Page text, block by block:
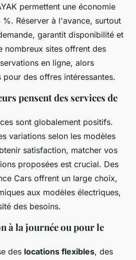
permettent une économie
Réserver à l'avance, surtout
garantit disponibilité et
nombreux sites offrent des
en ligne, alors
des offres intéressantes.
pensent des services de
sont globalement positifs.
variations selon les modèles
satisfaction, matcher vos
proposées est crucial. Des
Cars offrent un large choix,
aux modèles électriques,
des besoins.
à la journée ou pour le
des locations flexibles, des